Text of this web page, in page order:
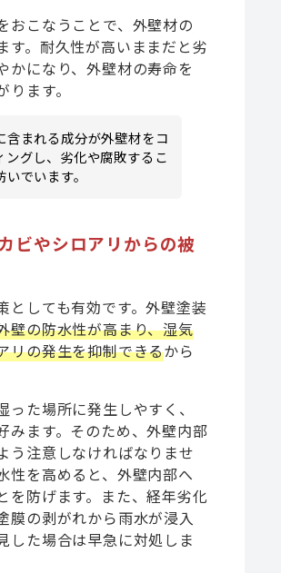
おこなうことで、外壁材の
す。耐久性が高いままだと劣
かになり、外壁材の寿命を
ます。
含まれる成分が外壁材をコ
ングし、劣化や腐敗するこ
いでいます。
ビやシロアリからの被
としても有効です。外壁塗装
壁の防水性が高まり、湿気
リの発生を抑制できるから
った場所に発生しやすく、
みます。そのため、外壁内部
う注意しなければなりませ
性を高めると、外壁内部へ
を防げます。また、経年劣化
膜の剥がれから雨水が浸入
した場合は早急に対処しま